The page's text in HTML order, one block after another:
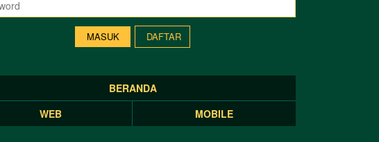
DAFTAR
BERANDA
WEB
MOBILE